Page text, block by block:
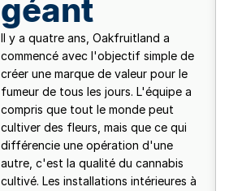
géant
Il y a quatre ans, Oakfruitland a
commencé avec l'objectif simple de
créer une marque de valeur pour le
fumeur de tous les jours. L'équipe a
compris que tout le monde peut
cultiver des fleurs, mais que ce qui
différencie une opération d'une
autre, c'est la qualité du cannabis
cultivé. Les installations intérieures à